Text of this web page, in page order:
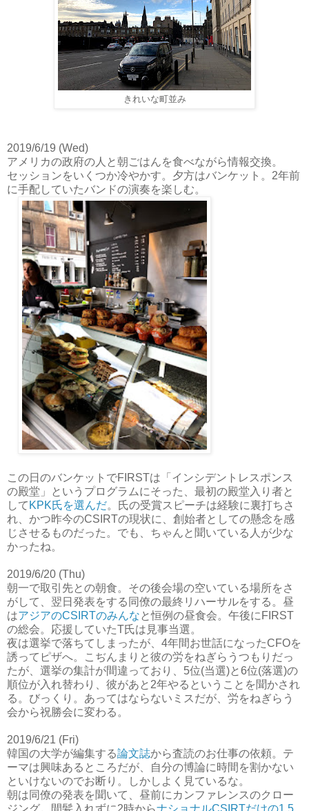
きれいな町並み
2019/6/19 (Wed)
アメリカの政府の人と朝ごはんを食べながら情報交換。
セッションをいくつか冷やかす。夕方はバンケット。2年前
に手配していたバンドの演奏を楽しむ。
この日のバンケットでFIRSTは「インシデントレスポンス
の殿堂」というプログラムにそった、最初の殿堂入り者と
して KPK氏を選んだ。氏の受賞スピーチは経験に裏打ちさ
れ、かつ昨今のCSIRTの現状に、創始者としての懸念を感
じさせるものだった。でも、ちゃんと聞いている人が少な
かったね。
2019/6/20 (Thu)
朝一で取引先との朝食。その後会場の空いている場所をさ
がして、翌日発表をする同僚の最終リハーサルをする。昼
はアジアのCSIRTのみんな と恒例の昼食会。午後にFIRST
の総会。応援していたT氏は見事当選。
夜は選挙で落ちてしまったが、4年間お世話になったCFOを
誘ってピザへ。こぢんまりと彼の労をねぎらうつもりだっ
たが、選挙の集計が間違っており、5位(当選)と6位(落選)の
順位が入れ替わり、彼があと2年やるということを聞かされ
る。びっくり。あってはならないミスだが、労をねぎらう
会から祝勝会に変わる。
2019/6/21 (Fri)
韓国の大学が編集する論文誌から査読のお仕事の依頼。テ
ーマは興味あるところだが、自分の博論に時間を割かない
といけないのでお断り。しかしよく見ているな。
朝は同僚の発表を聞いて、昼前にカンファレンスのクロー